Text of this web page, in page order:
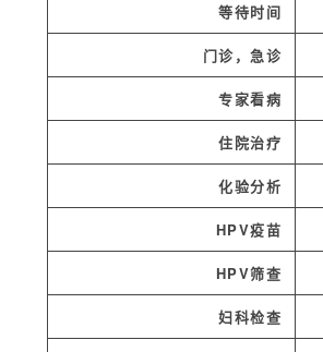
等待时间
门诊，急诊
专家看病
住院治疗
化验分析
HPV疫苗
HPV筛查
妇科检查